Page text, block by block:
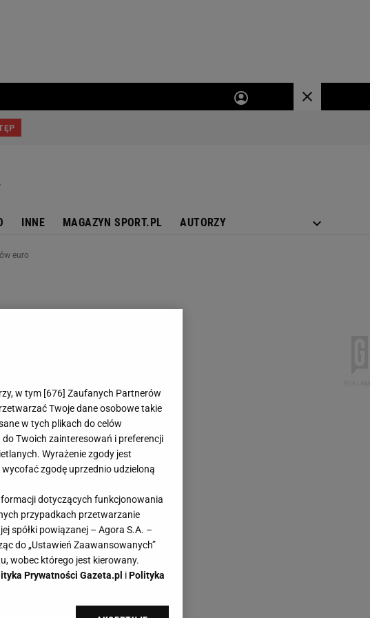
INNE MAGAZYN SPORT.PL AUTORZY
euro
w tym [676] Zaufanych Partnerów
Twoje dane osobowe takie
w tych plikach do celów
Twoich zainteresowań i preferencji
Wyrażenie zgody jest
zgodę uprzednio udzieloną
dotyczących funkcjonowania
przypadkach przetwarzanie
spółki powiązanej – Agora S.A. –
do „Ustawień Zaawansowanych”
wobec którego jest kierowany.
Prywatności Gazeta.pl iPolityka